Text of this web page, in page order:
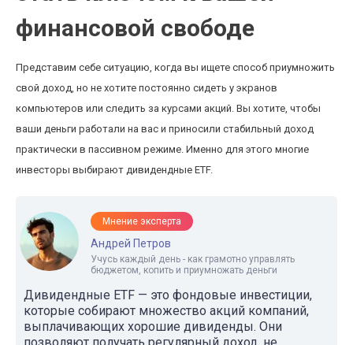
финансовой свободе
Представим себе ситуацию, когда вы ищете способ приумножить
свой доход, но не хотите постоянно сидеть у экранов
компьютеров или следить за курсами акций. Вы хотите, чтобы
ваши деньги работали на вас и приносили стабильный доход
практически в пассивном режиме. Именно для этого многие
инвесторы выбирают дивидендные ETF.
Мнение эксперта
Андрей Петров
Учусь каждый день - как грамотно управлять
бюджетом, копить и приумножать деньги
Дивидендные ETF — это фондовые инвестиции,
которые собирают множество акций компаний,
выплачивающих хорошие дивиденды. Они